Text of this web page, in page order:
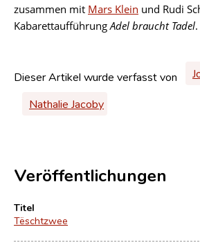
zusammen mit Mars Klein und Rudi
KabarettaufführungAdel braucht Tadel.
Dieser Artikel wurde verfasst von
Nathalie Jacoby
Veröffentlichungen
Titel
Tëschtzwee